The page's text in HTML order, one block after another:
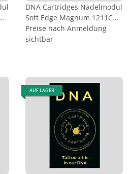
DNA Cartridges Nadelmodul
Soft Edge Magnum 1211CM
0,35mm
Preise nach Anmeldung
sichtbar
AUF LAGER